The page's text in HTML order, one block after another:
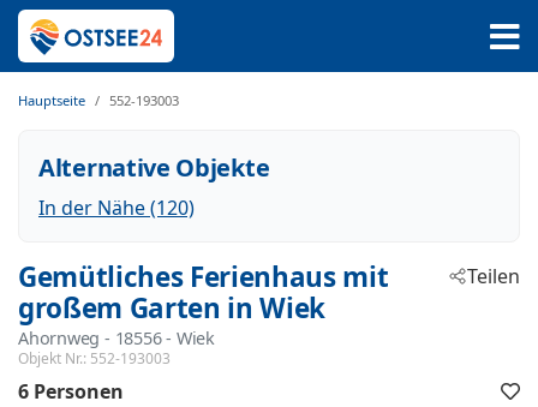
Hauptseite 552-193003
Alternative Objekte
In der Nähe (120)
Gemütliches Ferienhaus mit
großem Garten in Wiek
Ahornweg - 18556 - Wiek
Objekt Nr.: 552-193003
Teilen
6 Personen